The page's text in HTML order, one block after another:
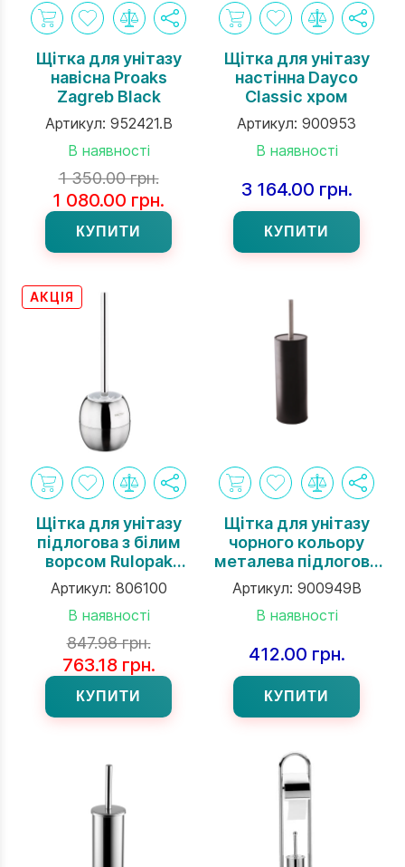
Щітка для унітазу
навісна Proaks
Zagreb Black
Артикул: 952421.B
В наявності
1 350.00 грн.
1 080.00 грн.
КУПИТИ
Щітка для унітазу
настінна Daycо
Classic хром
Артикул: 900953
В наявності
3 164.00 грн.
КУПИТИ
АКЦІЯ
Щітка для унітазу
підлогова з білим
ворсом Rulopak
Globe
Артикул: 806100
В наявності
847.98 грн.
763.18 грн.
КУПИТИ
Щітка для унітазу
чорного кольору
металева підлогова
висотою 26 см
Артикул: 900949B
В наявності
412.00 грн.
КУПИТИ